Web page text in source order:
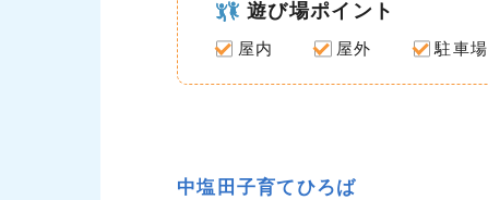
遊び場ポイント
屋内 屋外 駐車場
中塩田子育てひろば